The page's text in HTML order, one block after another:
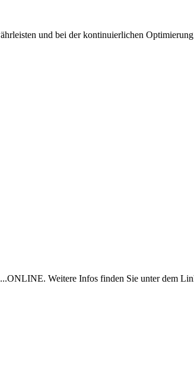
und bei der kontinuierlichen
Weitere Infos finden Sie unter dem